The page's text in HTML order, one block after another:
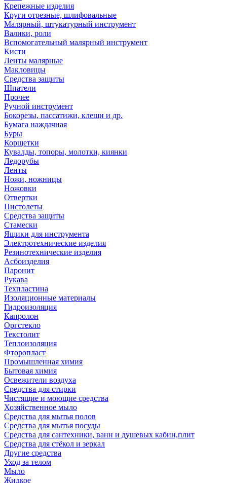
Крепежные изделия
Круги отрезные, шлифовальные
Малярный, штукатурный инструмент
Валики, роли
Вспомогательный малярный инструмент
Кисти
Ленты малярные
Макловицы
Средства защиты
Шпатели
Прочее
Ручной инструмент
Бокорезы, пассатижи, клещи и др.
Бумага наждачная
Буры
Корщетки
Кувалды, топоры, молотки, киянки
Ледорубы
Ленты
Ножи, ножницы
Ножовки
Отвертки
Пистолеты
Средства защиты
Стамески
Ящики для инструмента
Электротехнические изделия
Резинотехнические изделия
Асбоизделия
Паронит
Рукава
Техпластина
Изоляционные материалы
Гидроизоляция
Капролон
Оргстекло
Текстолит
Теплоизоляция
Фторопласт
Промышленная химия
Бытовая химия
Освежители воздуха
Средства для стирки
Чистящие и моющие средства
Хозяйственное мыло
Средства для мытья полов
Средства для мытья посуды
Средства для сантехники, ванн и душевых кабин,плит
Средства для стёкол и зеркал
Другие средства
Уход за телом
Мыло
Жидкое